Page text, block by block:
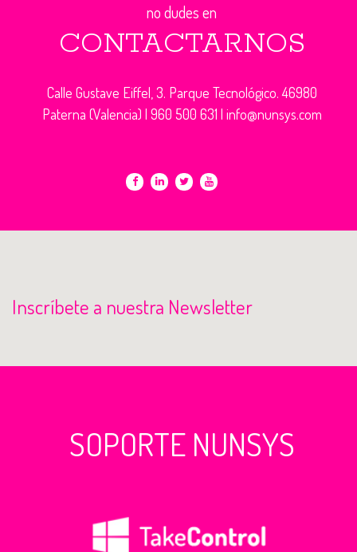
no dudes en
CONTACTARNOS
Calle Gustave Eiffel, 3. Parque Tecnológico. 46980
Paterna (Valencia) | 960 500 631 | info@nunsys.com
Inscríbete a nuestra Newsletter
SOPORTE NUNSYS